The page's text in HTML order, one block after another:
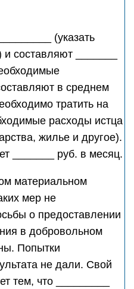
(указать
составляют _______
в среднем
тратить на
расходы истца
жилье и другое).
_______ руб. в месяц.
материальном
мер не
о предоставлении
в добровольном
Попытки
не дали. Свой
тем, что _________